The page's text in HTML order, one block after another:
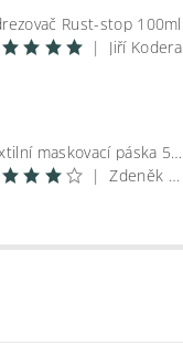
Rust-stop 100ml
|
Jiří Kodera
Textilní maskovací páska 50 m
|
Zdeněk Špunar